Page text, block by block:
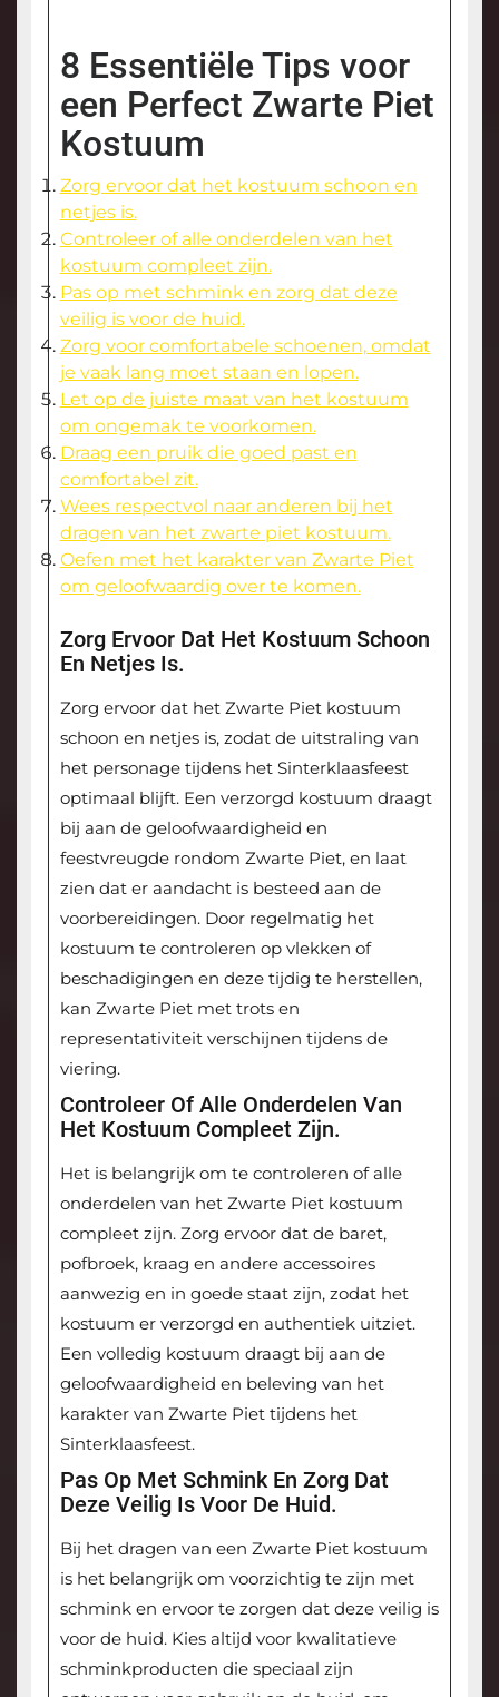
8 Essentiële Tips voor
een Perfect Zwarte Piet
Kostuum
Zorg ervoor dat het kostuum schoon en
netjes is.
Controleer of alle onderdelen van het
kostuum compleet zijn.
Pas op met schmink en zorg dat deze
veilig is voor de huid.
Zorg voor comfortabele schoenen, omdat
je vaak lang moet staan en lopen.
Let op de juiste maat van het kostuum
om ongemak te voorkomen.
Draag een pruik die goed past en
comfortabel zit.
Wees respectvol naar anderen bij het
dragen van het zwarte piet kostuum.
Oefen met het karakter van Zwarte Piet
om geloofwaardig over te komen.
Zorg Ervoor Dat Het Kostuum Schoon
En Netjes Is.
Zorg ervoor dat het Zwarte Piet kostuum
schoon en netjes is, zodat de uitstraling van
het personage tijdens het Sinterklaasfeest
optimaal blijft. Een verzorgd kostuum draagt
bij aan de geloofwaardigheid en
feestvreugde rondom Zwarte Piet, en laat
zien dat er aandacht is besteed aan de
voorbereidingen. Door regelmatig het
kostuum te controleren op vlekken of
beschadigingen en deze tijdig te herstellen,
kan Zwarte Piet met trots en
representativiteit verschijnen tijdens de
viering.
Controleer Of Alle Onderdelen Van
Het Kostuum Compleet Zijn.
Het is belangrijk om te controleren of alle
onderdelen van het Zwarte Piet kostuum
compleet zijn. Zorg ervoor dat de baret,
pofbroek, kraag en andere accessoires
aanwezig en in goede staat zijn, zodat het
kostuum er verzorgd en authentiek uitziet.
Een volledig kostuum draagt bij aan de
geloofwaardigheid en beleving van het
karakter van Zwarte Piet tijdens het
Sinterklaasfeest.
Pas Op Met Schmink En Zorg Dat
Deze Veilig Is Voor De Huid.
Bij het dragen van een Zwarte Piet kostuum
is het belangrijk om voorzichtig te zijn met
schmink en ervoor te zorgen dat deze veilig is
voor de huid. Kies altijd voor kwalitatieve
schminkproducten die speciaal zijn